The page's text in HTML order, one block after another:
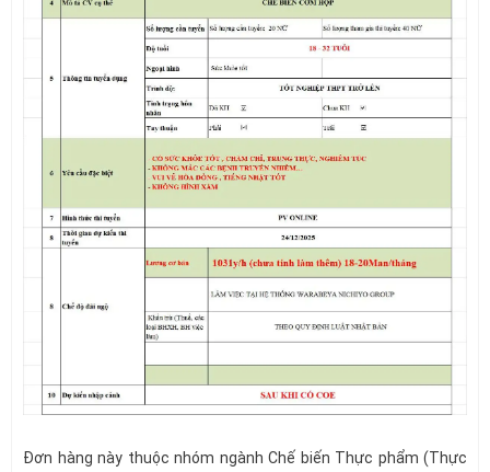
Đơn hàng này thuộc nhóm ngành Chế biến Thực phẩm (Thực